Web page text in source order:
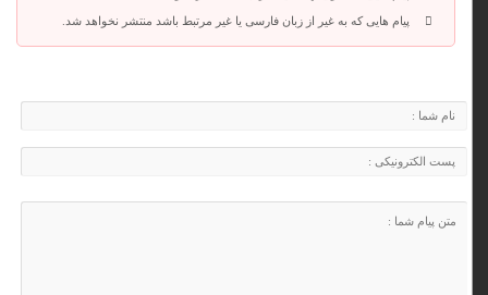
پیام هایی که به غیر از زبان فارسی یا غیر مرتبط باشد منتشر نخواهد شد.